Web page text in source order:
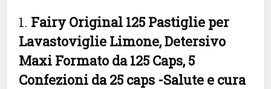
1. Fairy Original 125 Pastiglie per
Lavastoviglie Limone, Detersivo
Maxi Formato da 125 Caps, 5
Confezioni da 25 caps -Salute e cura